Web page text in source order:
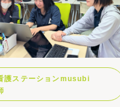
護ステーションmusubi